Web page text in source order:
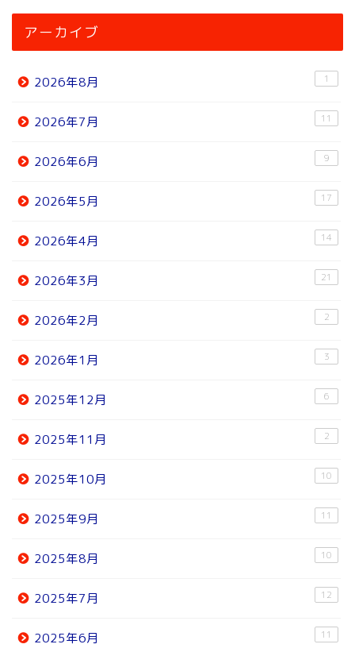
アーカイブ
2026年8月 1
2026年7月 11
2026年6月 9
2026年5月 17
2026年4月 14
2026年3月 21
2026年2月 2
2026年1月 3
2025年12月 6
2025年11月 2
2025年10月 10
2025年9月 11
2025年8月 10
2025年7月 12
2025年6月 11